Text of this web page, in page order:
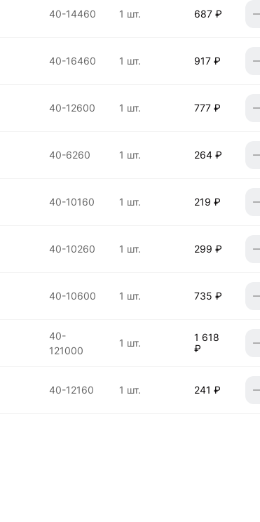
40-14460 1 шт. 687 ₽
40-16460 1 шт. 917 ₽
40-12600 1 шт. 777 ₽
40-6260 1 шт. 264 ₽
40-10160 1 шт. 219 ₽
40-10260 1 шт. 299 ₽
40-10600 1 шт. 735 ₽
40-
121000
1 шт.
1 618
₽
40-12160 1 шт. 241 ₽